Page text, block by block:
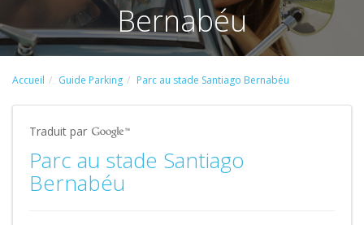
Bernabéu
Accueil Guide Parking Parc au stade Santiago Bernabéu
Traduit par
Parc au stade Santiago
Bernabéu